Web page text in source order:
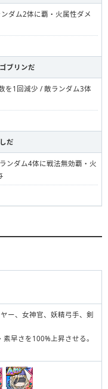
ダム2体に覇・火属性ダメ
ブリンだ
を1回減少 / 敵ランダム3体
だ
ンダム4体に戦法無効覇・火
ー、女神官、妖精弓手、剣
早さを100%上昇させる。